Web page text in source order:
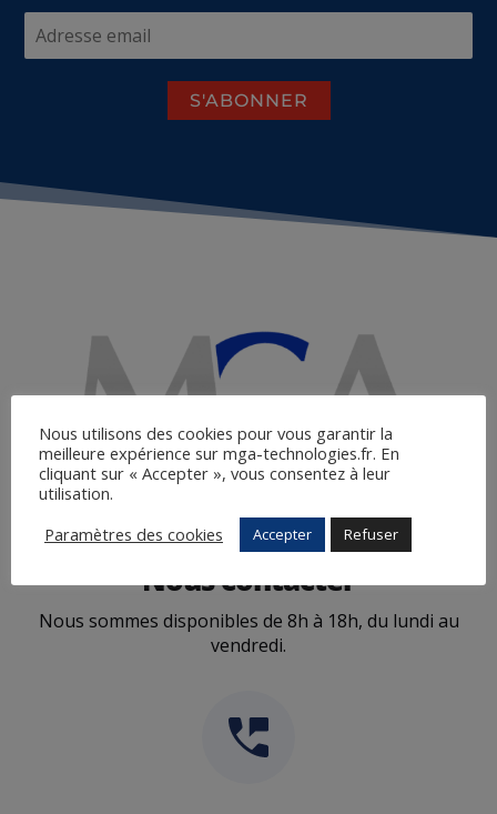
Nous contacter
Nous sommes disponibles de 8h à 18h, du lundi au
vendredi.
Nous utilisons des cookies pour vous garantir la
meilleure expérience sur mga-technologies.fr. En
cliquant sur « Accepter », vous consentez à leur
utilisation.
Paramètres des cookies
Accepter Refuser